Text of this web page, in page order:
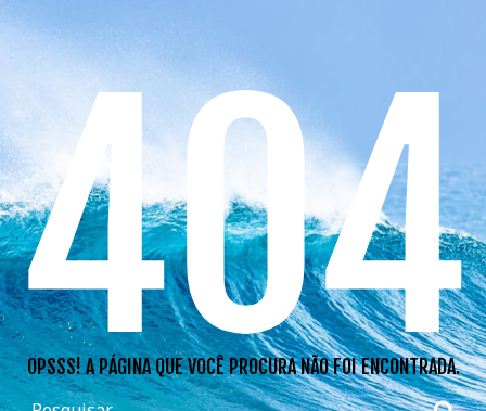
404
OPSSS! A PÁGINA QUE VOCÊ PROCURA NÃO FOI ENCONTRADA.